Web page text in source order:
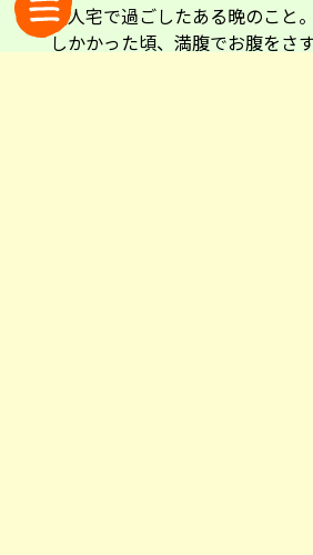
友人宅で過ごしたある晩のこと
しかかった頃、満腹でお腹をさ